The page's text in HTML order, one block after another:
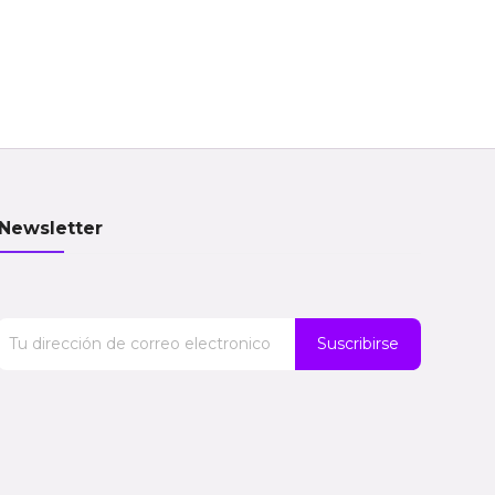
Newsletter